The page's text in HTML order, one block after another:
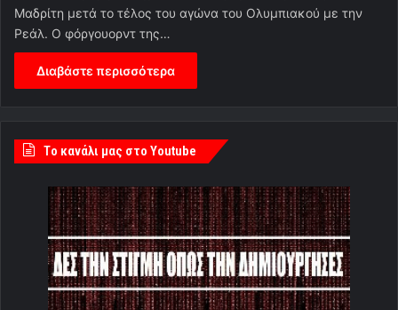
Μαδρίτη μετά το τέλος του αγώνα του Ολυμπιακού με την
Ρεάλ. Ο φόργουορντ της…
Διαβάστε περισσότερα
Tο κανάλι μας στο Youtube